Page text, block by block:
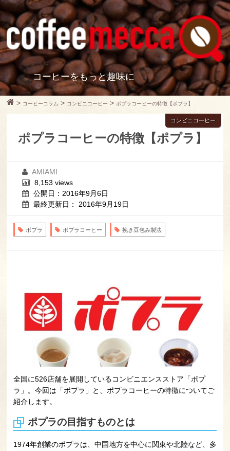
コーヒーをもっと趣味に
> コーヒーコラム > コンビニコーヒー > ポプラコーヒーの特徴【ポプラ】
ポプラコーヒーの特徴【ポプラ】
コンビニコーヒー
AMIAMI
8,153 views
公開日：2016年9月6日
最終更新日： 2016年9月19日
ポプラ ポプラコーヒー 挽き豆包み製法
全国に526店舗を展開しているコンビニエンスストア「ポプ
ラ」。今回は「ポプラ」と、ポプラコーヒーの特徴についてご
紹介します。
ポプラの目指すものとは
1974年創業のポプラは、中国地方を中心に関東や北陸など、多